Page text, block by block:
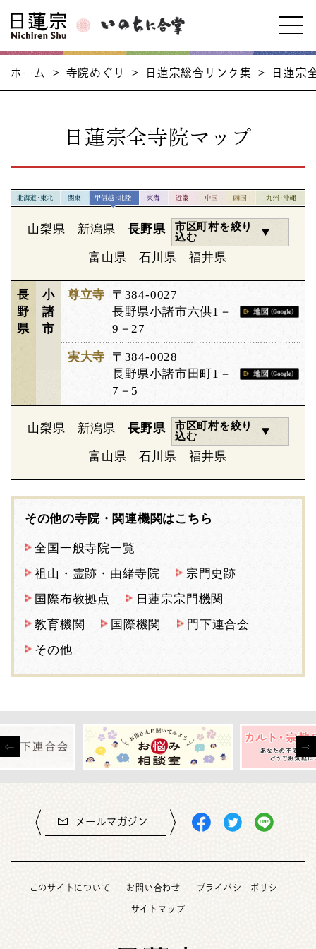
ホーム > 寺院めぐり > 日蓮宗総合リンク集 > 日蓮宗
日蓮宗全寺院マップ
山梨県 新潟県 長野県
市区町村を絞り
込む
富山県 石川県 福井県
長
野
県
小
諸
市
尊立寺
〒384-0027
長野県小諸市六供1－
9－27
実大寺
〒384-0028
長野県小諸市田町1－
7－5
山梨県 新潟県 長野県
市区町村を絞り
込む
富山県 石川県 福井県
その他の寺院・関連機関はこちら
全国一般寺院一覧
祖山・霊跡・由緒寺院
宗門史跡
国際布教拠点
日蓮宗宗門機関
教育機関
国際機関
門下連合会
その他
メールマガジン
このサイトについて お問い合わせ プライバシーポリシー
サイトマップ